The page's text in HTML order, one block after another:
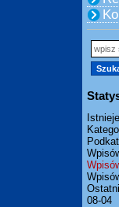
08-04